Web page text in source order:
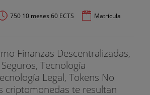
750 10 meses 60 ECTS
Matrícula
Finanzas Descentralizadas,
Tecnología
Legal, Tokens No
criptomonedas te resultan